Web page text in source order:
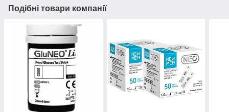
Подібні товари компанії